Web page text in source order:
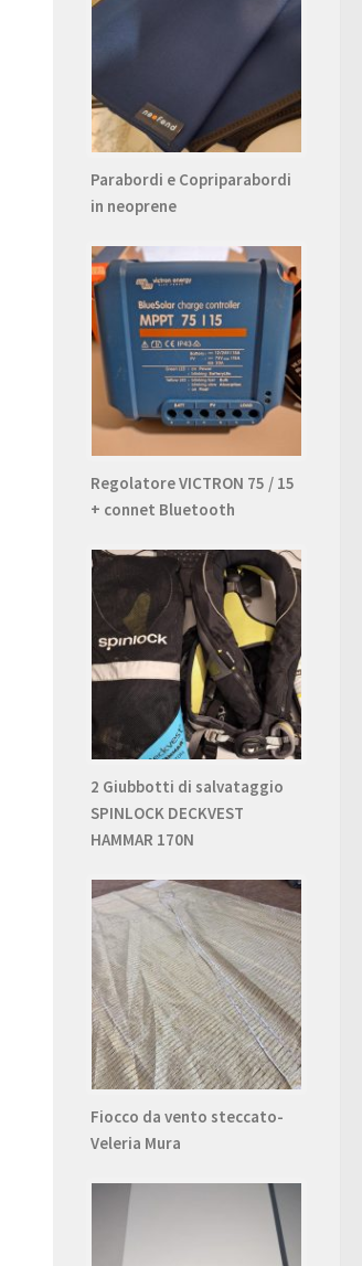
Parabordi e Copriparabordi
in neoprene
Regolatore VICTRON 75 / 15
+ connet Bluetooth
2 Giubbotti di salvataggio
SPINLOCK DECKVEST
HAMMAR 170N
Fiocco da vento steccato-
Veleria Mura